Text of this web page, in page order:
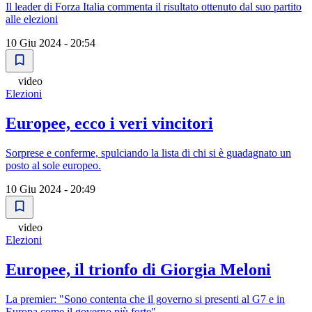
Il leader di Forza Italia commenta il risultato ottenuto dal suo partito
alle elezioni
10 Giu 2024 - 20:54
video
Elezioni
Europee, ecco i veri vincitori
Sorprese e conferme, spulciando la lista di chi si è guadagnato un
posto al sole europeo.
10 Giu 2024 - 20:49
video
Elezioni
Europee, il trionfo di Giorgia Meloni
La premier: "Sono contenta che il governo si presenti al G7 e in